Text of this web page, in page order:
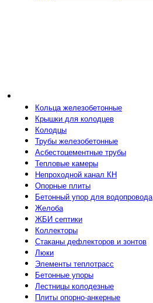
Кольца железобетонные
Крышки для колодцев
Колодцы
Трубы железобетонные
Асбестоцементные трубы
Тепловые камеры
Непроходной канал КН
Опорные плиты
Бетонный упор для водопровода
Желоба
ЖБИ септики
Коллекторы
Стаканы дефлекторов и зонтов
Люки
Элементы теплотрасс
Бетонные упоры
Лестницы колодезные
Плиты опорно-анкерные